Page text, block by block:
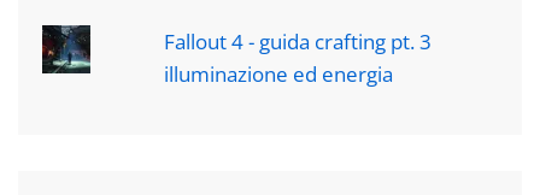
Fallout 4 - guida crafting pt. 3
illuminazione ed energia